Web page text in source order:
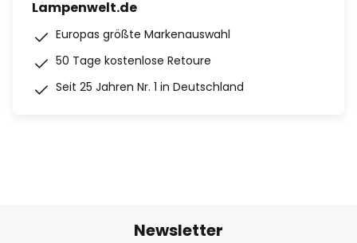
Lampenwelt.de
Europas größte Markenauswahl
50 Tage kostenlose Retoure
Seit 25 Jahren Nr. 1 in Deutschland
Newsletter